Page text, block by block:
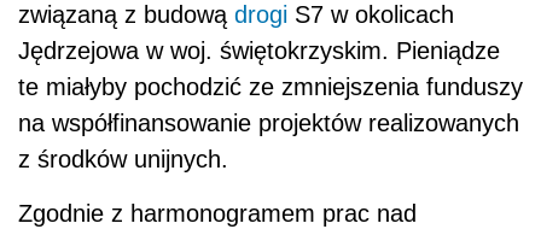
związaną z budową drogi S7 w okolicach
Jędrzejowa w woj. świętokrzyskim. Pieniądze
te miałyby pochodzić ze zmniejszenia funduszy
na współfinansowanie projektów realizowanych
z środków unijnych.
Zgodnie z harmonogramem prac nad